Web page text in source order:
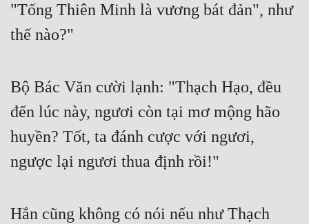
"Tống Thiên Minh là vương bát đản", như
thế nào?"
Bộ Bác Văn cười lạnh: "Thạch Hạo, đều
đến lúc này, ngươi còn tại mơ mộng hão
huyền? Tốt, ta đánh cược với ngươi,
ngược lại ngươi thua định rồi!"
Hắn cũng không có nói nếu như Thạch